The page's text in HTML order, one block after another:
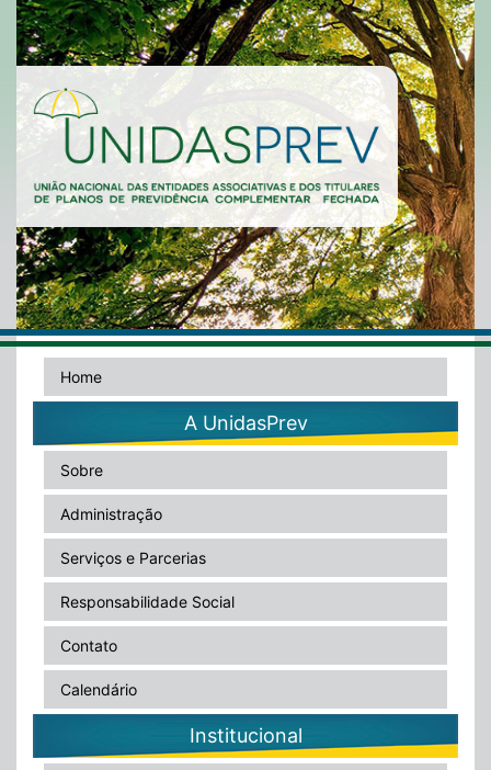
Home
A UnidasPrev
Sobre
Administração
Serviços e Parcerias
Responsabilidade Social
Contato
Calendário
Institucional